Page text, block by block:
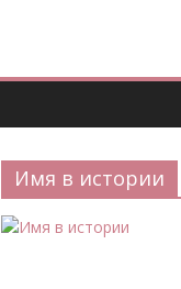
Имя в истории